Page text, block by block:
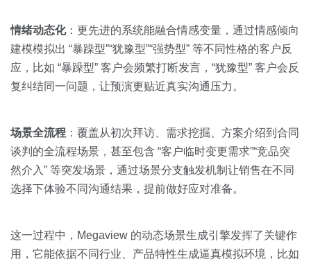
情绪动态化：更先进的系统能融合情感变量，通过情感倾向
建模模拟出 “暴躁型”“犹豫型”“强势型” 等不同性格的客户反
应，比如 “暴躁型” 客户会频繁打断发言，“犹豫型” 客户会反
复纠结同一问题，让预演更贴近真实沟通压力。
场景全流程 ：覆盖从初次拜访、需求挖掘、方案介绍到合同
谈判的全流程场景，甚至包含 “客户临时变更需求”“竞品突
然介入” 等突发场景，通过场景分支触发机制让销售在不同
选择下体验不同沟通结果，提前做好应对准备。
这一过程中，Megaview 的动态场景生成引擎发挥了关键作
用，它能依据不同行业、产品特性生成逼真模拟环境，比如